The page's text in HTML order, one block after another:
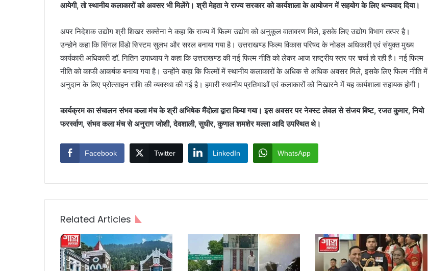
आयेगी, तो स्थानीय कलाकारों को अवसर भी मिलेंगे। श्री मेहता ने राज्य सरकार को कार्यशाला के आयोजन में सहयोग के लिए धन्यवाद दिया।
अपर निदेशक उद्योग श्री शिखर सक्सेना ने कहा कि राज्य में फिल्म उद्योग को अनुकूल वातावरण मिले, इसके लिए उद्योग विभाग तत्पर है।
उन्होने कहा कि सिंगल विंडो सिस्टम सुलभ और सरल बनाया गया है। उत्तराखण्ड फिल्म विकास परिषद के नोडल अधिकारी एवं संयुक्त मुख्य
कार्यकारी अधिकारी डॉ. नितिन उपाध्याय ने कहा कि उत्तराखण्ड की नई फिल्म नीति को लेकर आज राष्ट्रीय स्तर पर चर्चा हो रही है। नई फिल्म
नीति को काफी आकर्षक बनाया गया है। उन्होंने कहा कि फिल्मों में स्थानीय कलाकारों के अधिक से अधिक अवसर मिले, इसके लिए फिल्म नीति में
अनुदान के लिए प्रोत्साहन राशि की व्यवस्था की गई है। हमारी स्थानीय प्रतिभाओं एवं कलाकारों को निखारने में यह कार्यशाला सहायक होगी।
कार्यक्रम का संचालन संभव कला मंच के श्री अभिषेक मैंदोला द्वारा किया गया। इस अवसर पर नेक्स्ट लेवल से संजय बिष्ट, रजत कुमार, नियो
फरर्स्वाण, संभव कला मंच से अनुराग जोशी, देवशाली, सुधीर, कुणाल शमशेर मल्ला आदि उपस्थित थे।
Facebook Twitter LinkedIn WhatsApp
Related Articles